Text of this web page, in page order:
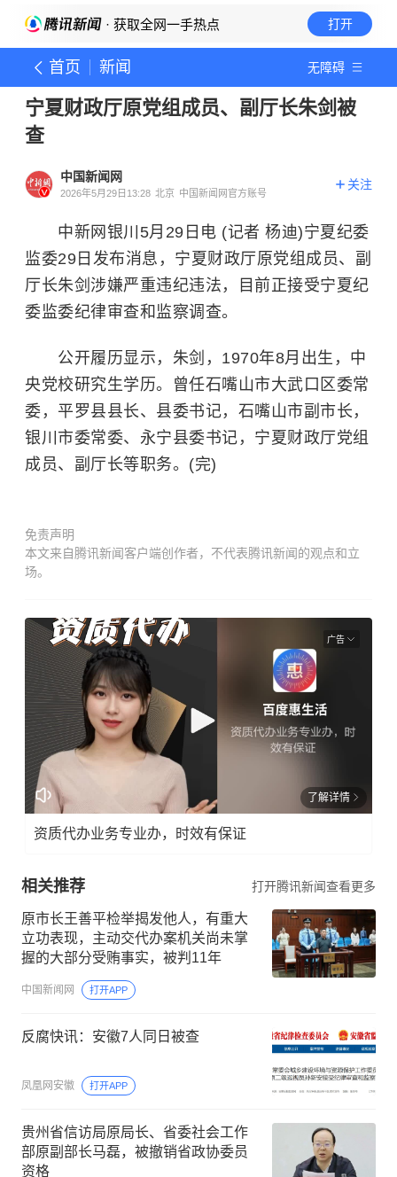
· 获取全网一手热点 打开
首页 新闻 无障碍
宁夏财政厅原党组成员、副厅长朱剑被
查
中国新闻网
2026年5月29日13:28 北京 中国新闻网官方账号
关注
中新网银川5月29日电 (记者 杨迪)宁夏纪委
监委29日发布消息，宁夏财政厅原党组成员、副
厅长朱剑涉嫌严重违纪违法，目前正接受宁夏纪
委监委纪律审查和监察调查。
公开履历显示，朱剑，1970年8月出生，中
央党校研究生学历。曾任石嘴山市大武口区委常
委，平罗县县长、县委书记，石嘴山市副市长，
银川市委常委、永宁县委书记，宁夏财政厅党组
成员、副厅长等职务。(完)
免责声明
本文来自腾讯新闻客户端创作者，不代表腾讯新闻的观点和立
场。
广告
了解详情
资质代办业务专业办，时效有保证
相关推荐 打开腾讯新闻查看更多
原市长王善平检举揭发他人，有重大
立功表现，主动交代办案机关尚未掌
握的大部分受贿事实，被判11年
中国新闻网 打开APP
反腐快讯：安徽7人同日被查
凤凰网安徽 打开APP
贵州省信访局原局长、省委社会工作
部原副部长马磊，被撤销省政协委员
资格